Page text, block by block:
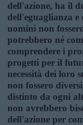
dell'azione, ha il
dell'eguaglianza e
uomini non
potrebbero né
comprendere i
progetti per il
necessità dei loro
non fossero
distinto da ogni
non avrebbero
dell'azione per